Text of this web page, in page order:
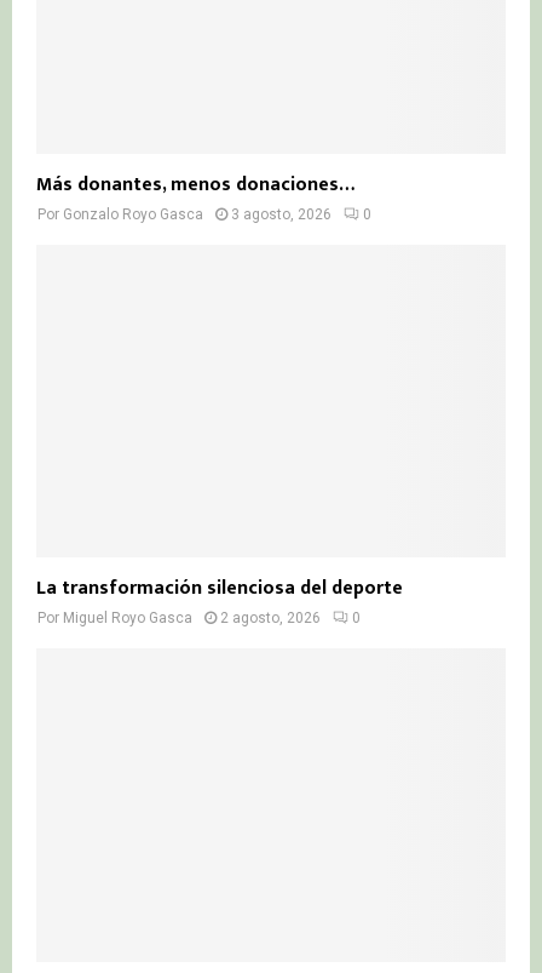
Más donantes, menos donaciones…
Por Gonzalo Royo Gasca 3 agosto, 2026 0
La transformación silenciosa del deporte
Por Miguel Royo Gasca 2 agosto, 2026 0